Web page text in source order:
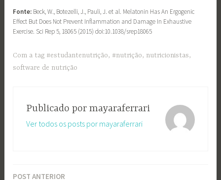
Fonte: Beck, W., Botezelli, J., Pauli, J. et al. Melatonin Has An Ergogenic
Effect But Does Not Prevent Inflammation and Damage In Exhaustive
Exercise. Sci Rep 5, 18065 (2015) doi:10.1038/srep18065
Com a tag #estudantenutrição, #nutrição, nutricionistas,
software de nutrição
Publicado por mayaraferrari
Ver todos os posts por mayaraferrari
POST ANTERIOR